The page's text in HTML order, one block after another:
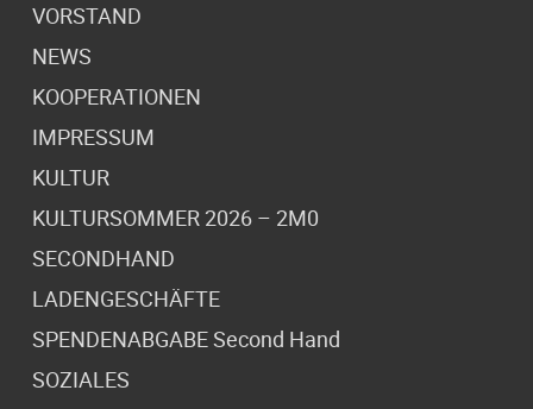
VORSTAND
NEWS
KOOPERATIONEN
IMPRESSUM
KULTUR
KULTURSOMMER 2026 – 2M0
SECONDHAND
LADENGESCHÄFTE
SPENDENABGABE Second Hand
SOZIALES